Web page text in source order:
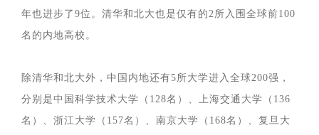
年也进步了9位。清华和北大也是仅有的2所入围全球前100
名的内地高校。
除清华和北大外，中国内地还有5所大学进入全球200强，
分别是中国科学技术大学（128名）、上海交通大学（136
名）、浙江大学（157名）、南京大学（168名）、复旦大